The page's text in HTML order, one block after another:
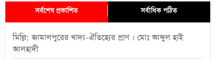
সর্বশেষ প্রকাশিত সর্বাধিক পঠিত
মিল্লি: জামালপুরের খাদ্য-ঐতিহ্যের প্রাণ । মোঃ আব্দুল হাই
আলহাদী